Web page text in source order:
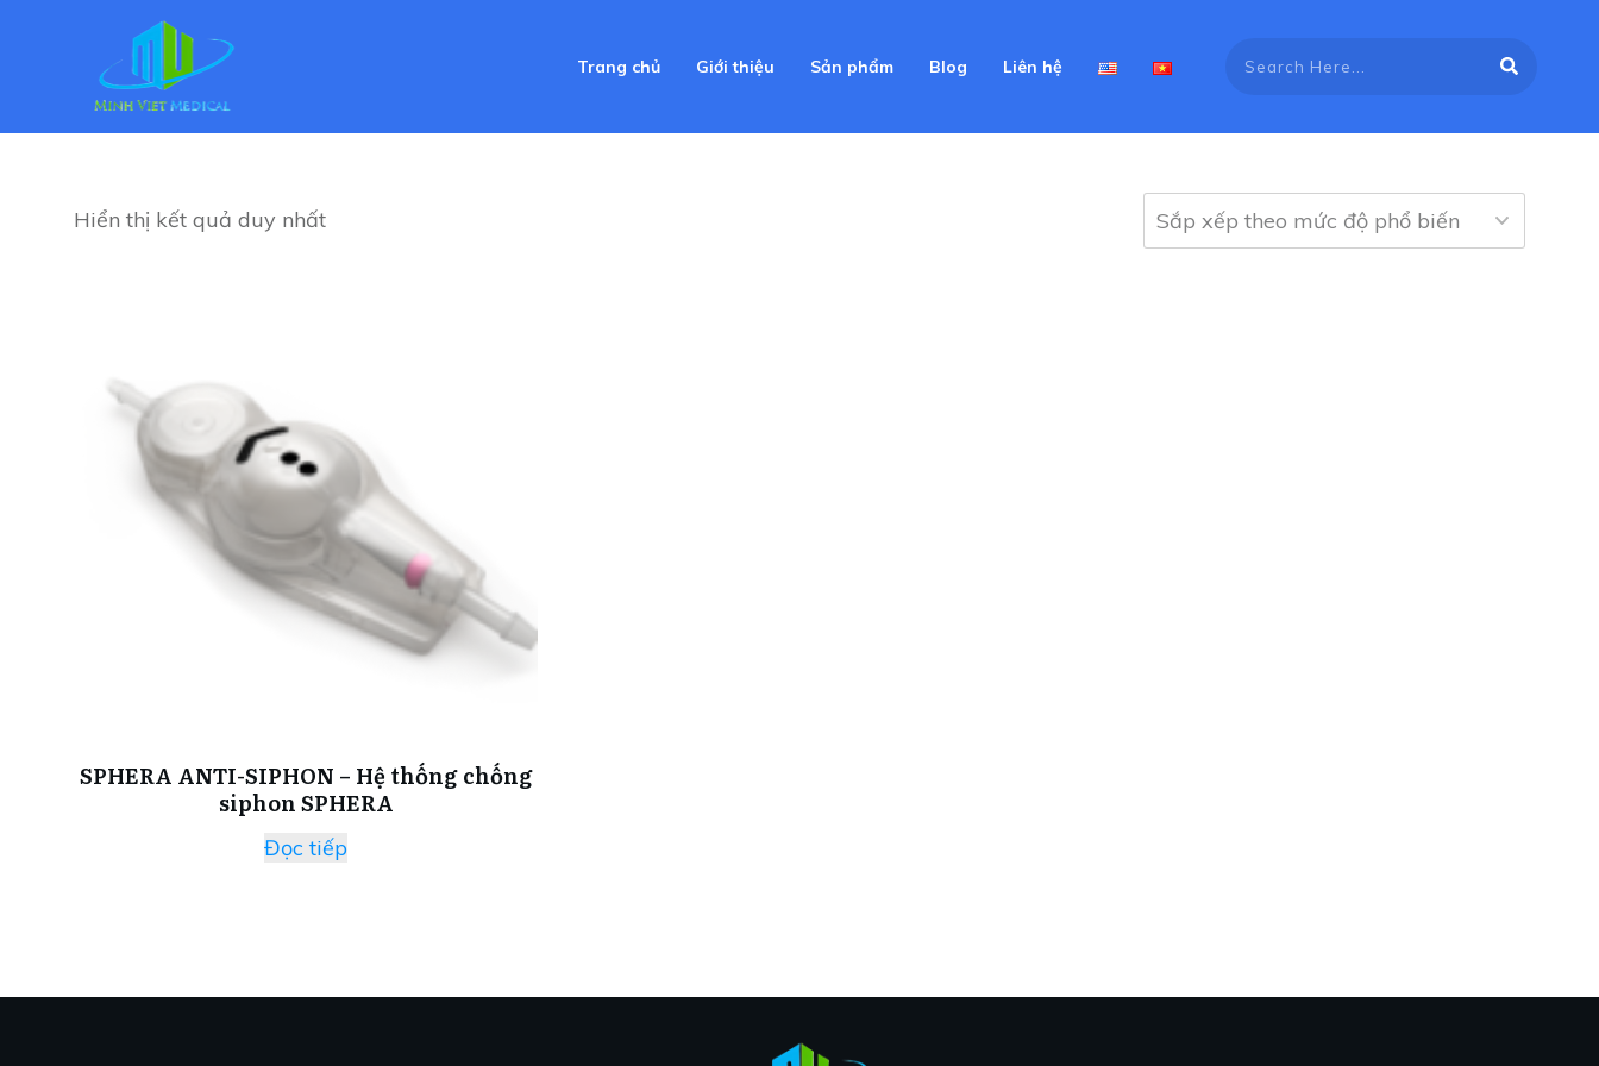
Trang chủ Giới thiệu Sản phẩm Blog Liên hệ
Hiển thị kết quả duy nhất
SPHERA ANTI-SIPHON – Hệ thống chống
siphon SPHERA
Đọc tiếp